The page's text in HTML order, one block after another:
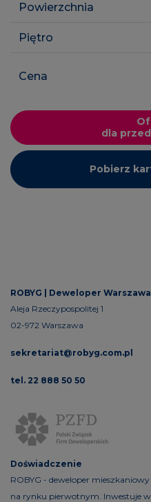
Powierzchnia
Piętro
Cena
dla
Pobierz
ROBYG | Deweloper Warszawa
Aleja Rzeczypospolitej 1
02-972 Warszawa
sekretariat@robyg.com.pl
tel. 22 888 50 50
Doświadczenie
ROBYG - deweloper
na rynku pierwotnym. Inwestuje